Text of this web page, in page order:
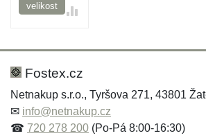
velikost
Fostex.cz
Netnakup s.r.o., Tyršova 271, 43801
✉ info@netnakup.cz
☎ 720 278 200 (Po-Pá 8:00-16:30)